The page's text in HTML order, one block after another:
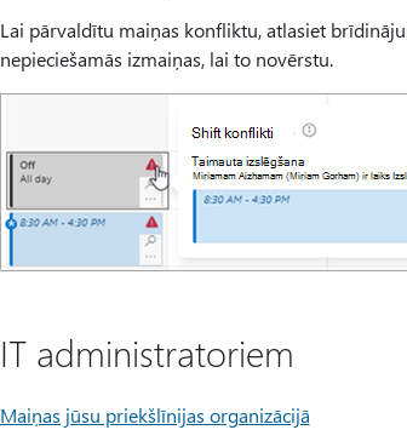
Lai pārvaldītu maiņas konfliktu, atlasiet
nepieciešamās izmaiņas, lai to novērstu.
IT administratoriem
Maiņas jūsu priekšlīnijas organizācijā